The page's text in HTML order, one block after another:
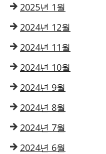
2025년 1월
2024년 12월
2024년 11월
2024년 10월
2024년 9월
2024년 8월
2024년 7월
2024년 6월